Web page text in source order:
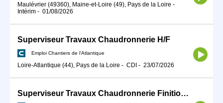
Maulévrier (49360), Maine-et-Loire (49), Pays de la Loire -
Intérim - 01/08/2026
Superviseur Travaux Chaudronnerie H/F
Emploi Chantiers de l'Atlantique
Loire-Atlantique (44), Pays de la Loire - CDI - 23/07/2026
Superviseur Travaux Chaudronnerie Finitions H/F